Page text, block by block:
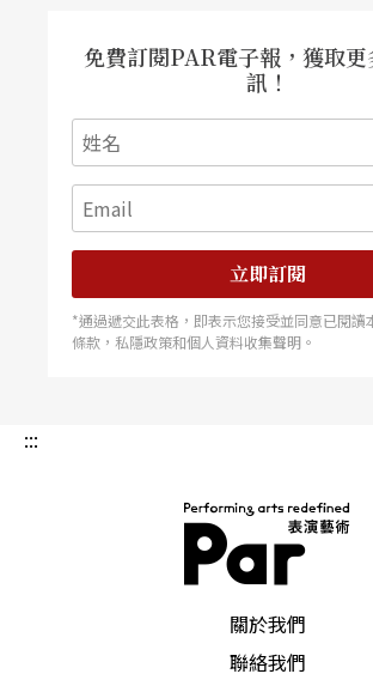
免費訂閱PAR電子報，獲取
訊！
立即訂閱
*通過遞交此表格，即表示您接受並同意已閱讀
條款，私隱政策和個人資料收集聲明。
:::
關於我們
聯絡我們